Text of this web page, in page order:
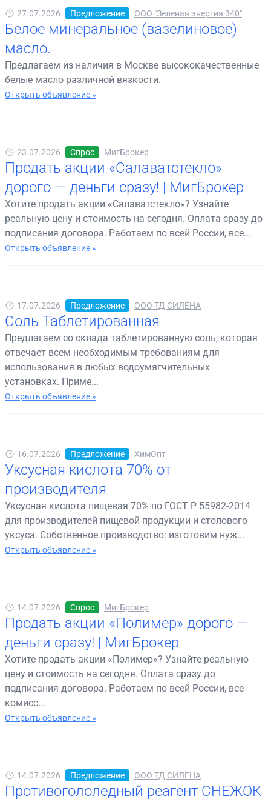
27.07.2026 Предложение ООО "Зеленая энергия 340"
Белое минеральное (вазелиновое)
масло.
Предлагаем из наличия в Москве высококачественные
белые масло различной вязкости.
Открыть объявление »
23.07.2026 Спрос МигБрокер
Продать акции «Салаватстекло»
дорого — деньги сразу! | МигБрокер
Хотите продать акции «Салаватстекло»? Узнайте
реальную цену и стоимость на сегодня. Оплата сразу до
подписания договора. Работаем по всей России, все...
Открыть объявление »
17.07.2026 Предложение ООО ТД СИЛЕНА
Соль Таблетированная
Предлагаем со склада таблетированную соль, которая
отвечает всем необходимым требованиям для
использования в любых водоумягчительных
установках. Приме...
Открыть объявление »
16.07.2026 Предложение ХимОпт
Уксусная кислота 70% от
производителя
Уксусная кислота пищевая 70% по ГОСТ Р 55982-2014
для производителей пищевой продукции и столового
уксуса. Собственное производство: изготовим нуж...
Открыть объявление »
14.07.2026 Спрос МигБрокер
Продать акции «Полимер» дорого —
деньги сразу! | МигБрокер
Хотите продать акции «Полимер»? Узнайте реальную
цену и стоимость на сегодня. Оплата сразу до
подписания договора. Работаем по всей России, все
комисс...
Открыть объявление »
14.07.2026 Предложение ООО ТД СИЛЕНА
Противогололедный реагент СНЕЖОК